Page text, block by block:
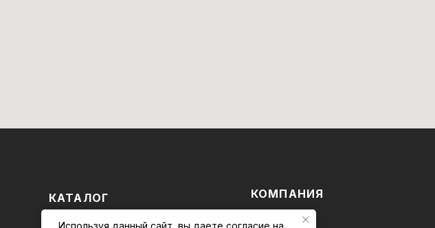
КАТАЛОГ
БРЕНДЫ
КОМПАНИЯ
Используя данный сайт, вы даете согласие на